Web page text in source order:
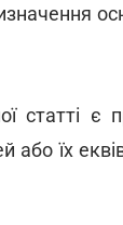
статті є
їх